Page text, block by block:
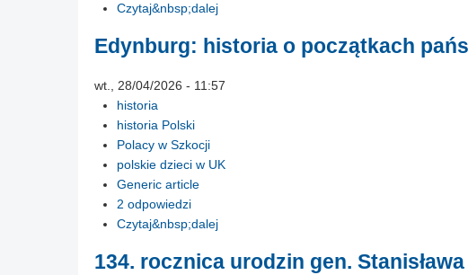
Czytaj&nbsp;dalej
Edynburg: historia o początkach
wt., 28/04/2026 - 11:57
historia
historia Polski
Polacy w Szkocji
polskie dzieci w UK
Generic article
2 odpowiedzi
Czytaj&nbsp;dalej
134. rocznica urodzin gen.